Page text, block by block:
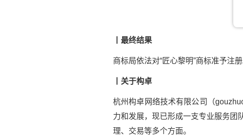
丨最终结果
商标局依法对“匠心黎明”商标准予注册
关于构卓
杭州构卓网络技术有限公司（
力和发展，现已形成一支专业服务团
理、交易等多个方面。